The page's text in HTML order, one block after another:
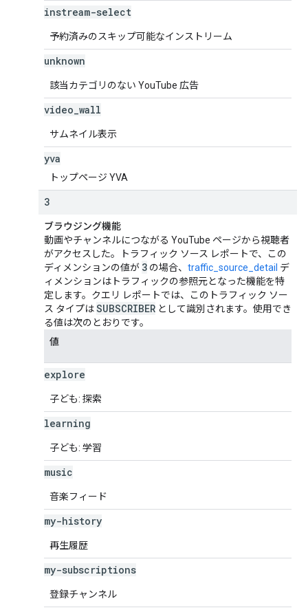
instream-select
予約済みのスキップ可能なインストリーム
unknown
該当カテゴリのない YouTube 広告
video wall
サムネイル表示
yva
トップページ YVA
3
ブラウジング機能
動画やチャンネルにつながる YouTube ページから視聴者
がアクセスした。トラフィック ソース レポートで、この
ディメンションの値が 3 の場合、 traffic_source_detail デ
ィメンションはトラフィックの参照元となった機能を特
定します。クエリ レポートでは、このトラフィック ソー
ス タイプはSUBSCRIBER として識別されます。使用でき
る値は次のとおりです。
値
explore
子ども: 探索
learning
子ども: 学習
music
音楽フィード
my-history
再生履歴
my-subscriptions
登録チャンネル